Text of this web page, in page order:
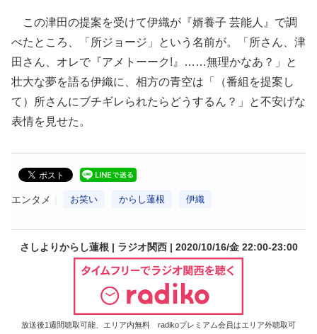
この津田の提案を受けて伊織が『婿養子 芸能人』で調
べたところ、「所ジョージ」という名前が。「所さん、津
田さん、オレで『アメトーーク!』……無理かなあ？」と
壮大な夢を語る伊織に、相方の青空は「（番組を提案し
て）所さんにブチギレられたらどうするん？」と不安げな
表情を見せた。
エンタメ お笑い からし蓮根 伊織
さしよりからし蓮根 | ラジオ関西 | 2020/10/16/金 22:00-23:00
放送後1週間聴取可能、エリア内無料 radikoプレミアム会員はエリア外聴取可